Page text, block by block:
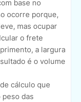
base no
ocorre porque,
mas ocupar
o frete
a largura
é o volume
cálculo que
peso das